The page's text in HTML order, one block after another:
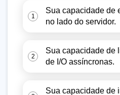
1
Sua capacidade de
no lado do servidor.
2
Sua capacidade de
de I/O assíncronas.
Sua capacidade de